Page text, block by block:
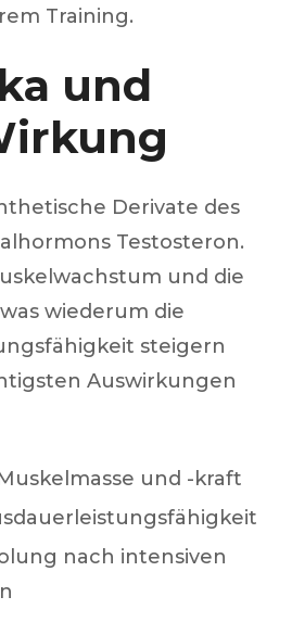
Training.
und
Derivate des
Testosteron.
und die
wiederum die
steigern
Auswirkungen
und -kraft
nach intensiven